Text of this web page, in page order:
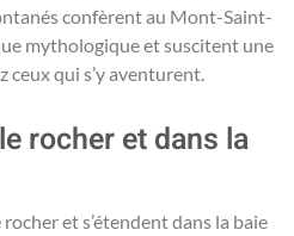
confèrent au Mont-Saint-
mythologique et suscitent une
qui s’y aventurent.
rocher et dans la
et s’étendent dans la baie